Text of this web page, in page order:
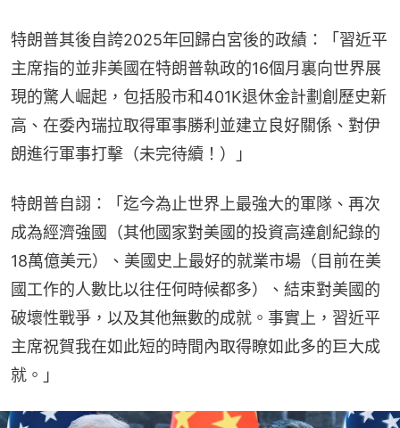
特朗普其後自誇2025年回歸白宮後的政績：「習近平
主席指的並非美國在特朗普執政的16個月裏向世界展
現的驚人崛起，包括股市和401K退休金計劃創歷史新
高、在委內瑞拉取得軍事勝利並建立良好關係、對伊
朗進行軍事打擊（未完待續！）」
特朗普自詡：「迄今為止世界上最強大的軍隊、再次
成為經濟強國（其他國家對美國的投資高達創紀錄的
18萬億美元）、美國史上最好的就業市場（目前在美
國工作的人數比以往任何時候都多）、結束對美國的
破壞性戰爭，以及其他無數的成就。事實上，習近平
主席祝賀我在如此短的時間內取得瞭如此多的巨大成
就。」